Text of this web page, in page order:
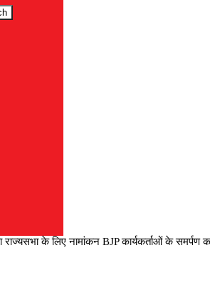
राज्यसभा के लिए नामांकन BJP कार्यकर्ताओं के समर्पण